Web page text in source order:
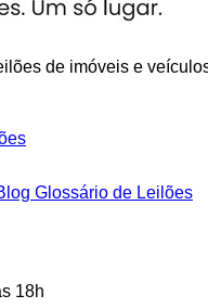
de imóveis e
Glossário de Leilões
18h